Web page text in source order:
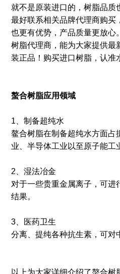
就不是原装进口的，树脂品质
最好联系相关品牌代理商购买
也更有优势，产品质量更放心
树脂代理商，能为大家提供最
装正品！购买进口树脂，认准
螯合树脂应用领域
1、制备超纯水
鳌合树脂在制备超纯水方面占
业、半导体工业以至原子能工
2、湿法冶金
对于一些贵重金属离子，可进
结果。
3、医药卫生
分离、提纯各种抗生素，可对
以上为大家详细介绍了螯合